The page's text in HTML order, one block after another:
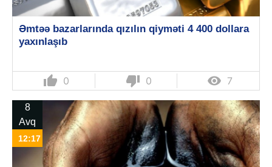
Əmtəə bazarlarında qızılın qiyməti 4 400 dollara
yaxınlaşıb
thumb_up 0 thumb_down 0  7
8
Avq
12:17